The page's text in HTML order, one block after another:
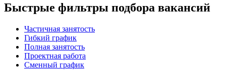
Быстрые фильтры подбора вакансий
Частичная занятость
Гибкий график
Полная занятость
Проектная работа
Сменный график